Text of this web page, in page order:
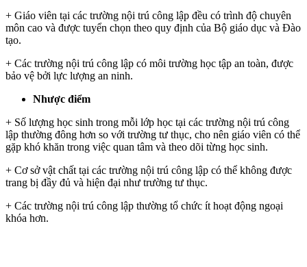
+ Giáo viên tại các trường nội trú công lập đều có trình độ chuyên
môn cao và được tuyển chọn theo quy định của Bộ giáo dục và Đào
tạo.
+ Các trường nội trú công lập có môi trường học tập an toàn, được
bảo vệ bởi lực lượng an ninh.
Nhược điểm
+ Số lượng học sinh trong mỗi lớp học tại các trường nội trú công
lập thường đông hơn so với trường tư thục, cho nên giáo viên có thể
gặp khó khăn trong việc quan tâm và theo dõi từng học sinh.
+ Cơ sở vật chất tại các trường nội trú công lập có thể không được
trang bị đầy đủ và hiện đại như trường tư thục.
+ Các trường nội trú công lập thường tổ chức ít hoạt động ngoại
khóa hơn.